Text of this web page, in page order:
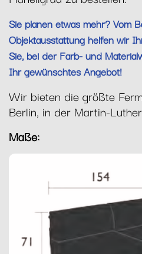
Sie planen etwas mehr? Vom
Objektausstattung helfen wir
Sie, bei der Farb- und
Ihr gewünschtes Angebot!
Wir bieten die größte
Berlin, in der Martin-
Maße: